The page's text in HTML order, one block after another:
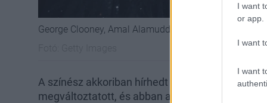
I want
or app.
I want
I want
George Clooney, Amal Alamuddin
A színész akkoriban hírhedt agglegény volt, de
megváltoztatott, és abban a percben apja tudta,